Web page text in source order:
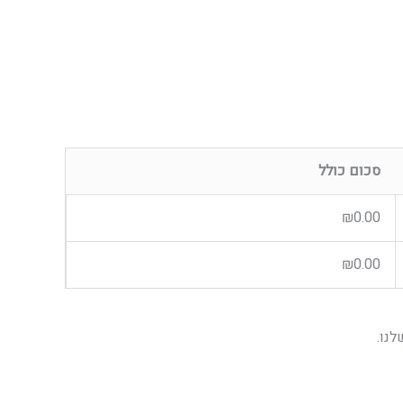
סכום כולל
₪0.00
₪0.00